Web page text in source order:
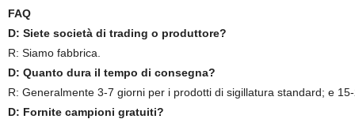
FAQ
D: Siete società di trading o produttore?
R: Siamo fabbrica.
D: Quanto dura il tempo di consegna?
R: Generalmente 3-7 giorni per i prodotti di sigillatura standard; e
D: Fornite campioni gratuiti?